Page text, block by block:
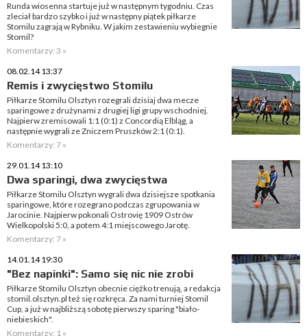
Runda wiosenna startuje już w następnym tygodniu. Czas
zleciał bardzo szybko i już w następny piątek piłkarze
Stomilu zagrają w Rybniku. W jakim zestawieniu wybiegnie
Stomil?
Komentarzy: 3 »
08.02.14 13:37
Remis i zwycięstwo Stomilu
Piłkarze Stomilu Olsztyn rozegrali dzisiaj dwa mecze
sparingowe z drużynami z drugiej ligi grupy wschodniej.
Najpierw zremisowali 1:1 (0:1) z Concordią Elbląg, a
następnie wygrali ze Zniczem Pruszków 2:1 (0:1).
Komentarzy: 7 »
29.01.14 13:10
Dwa sparingi, dwa zwycięstwa
Piłkarze Stomilu Olsztyn wygrali dwa dzisiejsze spotkania
sparingowe, które rozegrano podczas zgrupowania w
Jarocinie. Najpierw pokonali Ostrovię 1909 Ostrów
Wielkopolski 5:0, a potem 4:1 miejscowego Jarotę.
Komentarzy: 7 »
14.01.14 19:30
"Bez napinki": Samo się nic nie zrobi
Piłkarze Stomilu Olsztyn obecnie ciężko trenują, a redakcja
stomil.olsztyn.pl też się rozkręca. Za nami turniej Stomil
Cup, a już w najbliższą sobotę pierwszy sparing "biało-
niebieskich".
Komentarzy: 1 »